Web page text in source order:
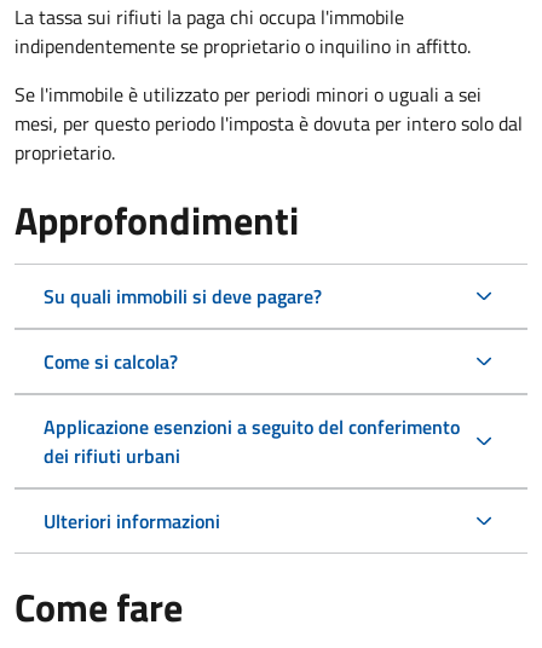
La tassa sui rifiuti la paga chi occupa l'immobile
indipendentemente se proprietario o inquilino in affitto.
Se l'immobile è utilizzato per periodi minori o uguali a sei
mesi, per questo periodo l'imposta è dovuta per intero solo dal
proprietario.
Approfondimenti
Su quali immobili si deve pagare?
Come si calcola?
Applicazione esenzioni a seguito del conferimento
dei rifiuti urbani
Ulteriori informazioni
Come fare